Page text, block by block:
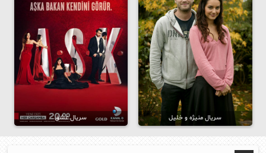
سریال منیژه و خلیل سریال عشق